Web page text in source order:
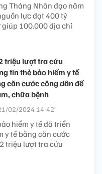
Tháng Nhân đạo năm
lực đạt 400 tỷ
100.000 địa chỉ
triệu lượt tra cứu
tin thẻ bảo hiểm y tế
căn cước công dân để
chữa bệnh
02/2024 14:42’
hiểm y tế đã triển
y tế bằng căn cước
triệu lượt tra cứu